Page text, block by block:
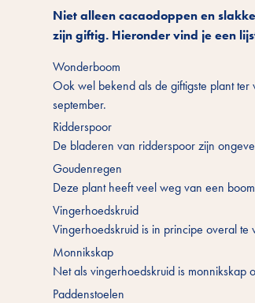
Niet alleen cacaodoppen en
zijn giftig. Hieronder vind je een
Wonderboom
Ook wel bekend als de giftigste plant
september.
Ridderspoor
De bladeren van ridderspoor zijn
Goudenregen
Deze plant heeft veel weg van een
Vingerhoedskruid
Vingerhoedskruid is in principe overal te
Monnikskap
Net als vingerhoedskruid is monnikskap
Paddenstoelen